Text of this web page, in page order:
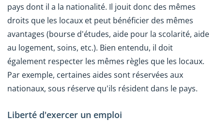
pays dont il a la nationalité. Il jouit donc des mêmes
droits que les locaux et peut bénéficier des mêmes
avantages (bourse d'études, aide pour la scolarité, aide
au logement, soins, etc.). Bien entendu, il doit
également respecter les mêmes règles que les locaux.
Par exemple, certaines aides sont réservées aux
nationaux, sous réserve qu'ils résident dans le pays.
Liberté d'exercer un emploi